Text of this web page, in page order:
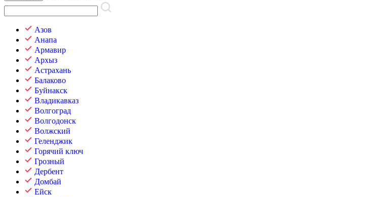
Азов
Анапа
Армавир
Архыз
Астрахань
Балаково
Буйнакск
Владикавказ
Волгоград
Волгодонск
Волжский
Геленджик
Горячий ключ
Грозный
Дербент
Домбай
Ейск